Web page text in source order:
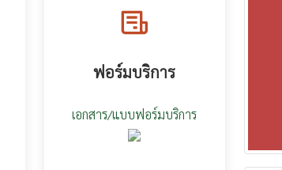
ฟอร์มบริการ
เอกสาร/แบบฟอร์มบริการ